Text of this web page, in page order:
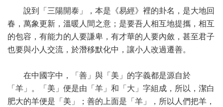
說到「三陽開泰」，本是《易經》裡的卦名，是大地回
春，萬象更新，溫暖人間之意；是要吾人相互地提攜，相互
的包容，有能力的人要謙卑，有才華的人要內斂，甚至君子
也要與小人交流，於潛移默化中，讓小人改過遷善。
在中國字中，「善」與「美」的字義都是源自於
「羊」。「美」便是由「羊」和「大」字組成，所以，潔白
肥大的羊便是「美」；善的上面是「羊」，所以人們把羊，